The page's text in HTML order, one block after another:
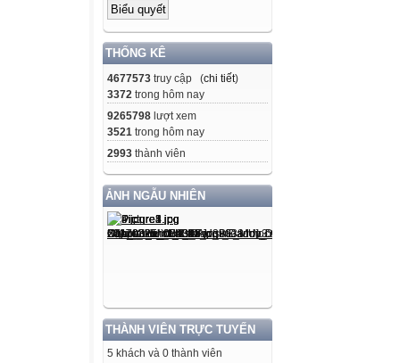
THỐNG KÊ
4677573 truy cập (chi tiết)
3372 trong hôm nay
9265798 lượt xem
3521 trong hôm nay
2993 thành viên
ẢNH NGẪU NHIÊN
THÀNH VIÊN TRỰC TUYẾN
5 khách và 0 thành viên